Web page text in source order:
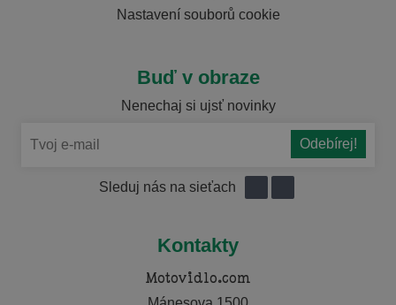
Nastavení souborů cookie
Buď v obraze
Nenechaj si ujsť novinky
Sleduj nás na sieťach
Kontakty
Motovidlo.com